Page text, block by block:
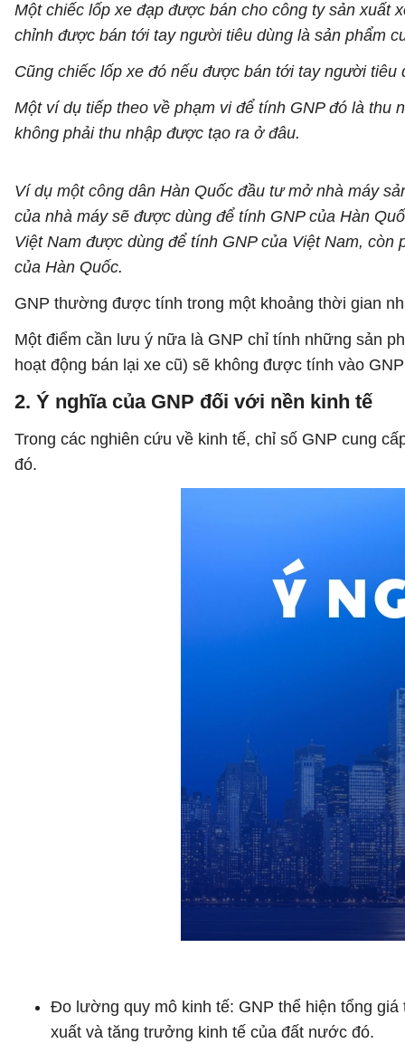
Một chiếc lốp xe đạp được bán cho công ty sản xuất
chỉnh được bán tới tay người tiêu dùng là sản phẩm
Cũng chiếc lốp xe đó nếu được bán tới tay người
Một ví dụ tiếp theo về phạm vi để tính GNP đó là
không phải thu nhập được tạo ra ở đâu.
Ví dụ một công dân Hàn Quốc đầu tư mở nhà máy
của nhà máy sẽ được dùng để tính GNP của Hàn
Việt Nam được dùng để tính GNP của Việt Nam,
của Hàn Quốc.
GNP thường được tính trong một khoảng thời gian
Một điểm cần lưu ý nữa là GNP chỉ tính những sản
hoạt động bán lại xe cũ) sẽ không được tính vào
2. Ý nghĩa của GNP đối với nền kinh tế
Trong các nghiên cứu về kinh tế, chỉ số GNP cung
đó.
Đo lường quy mô kinh tế: GNP thể hiện tổng
xuất và tăng trưởng kinh tế của đất nước đó.